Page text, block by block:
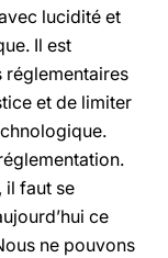
lucidité et
Il est
réglementaires
et de limiter
il faut se
ce
ne pouvons